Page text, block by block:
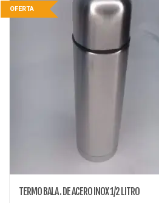
OFERTA
TERMO BALA . DE ACERO INOX 1/2 LITRO